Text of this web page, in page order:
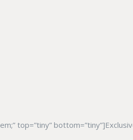
top=”tiny”